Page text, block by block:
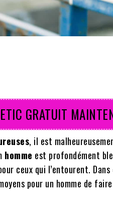
GRATUIT
, il est
homme est profondément
ceux qui l’entourent.
pour un homme de